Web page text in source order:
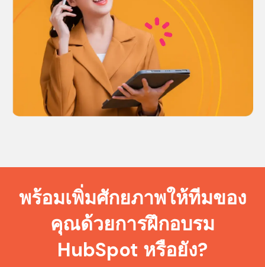
พร้อมเพิ่มศักยภาพให้ทีมของ
คุณด้วยการฝึกอบรม
HubSpot หรือยัง?